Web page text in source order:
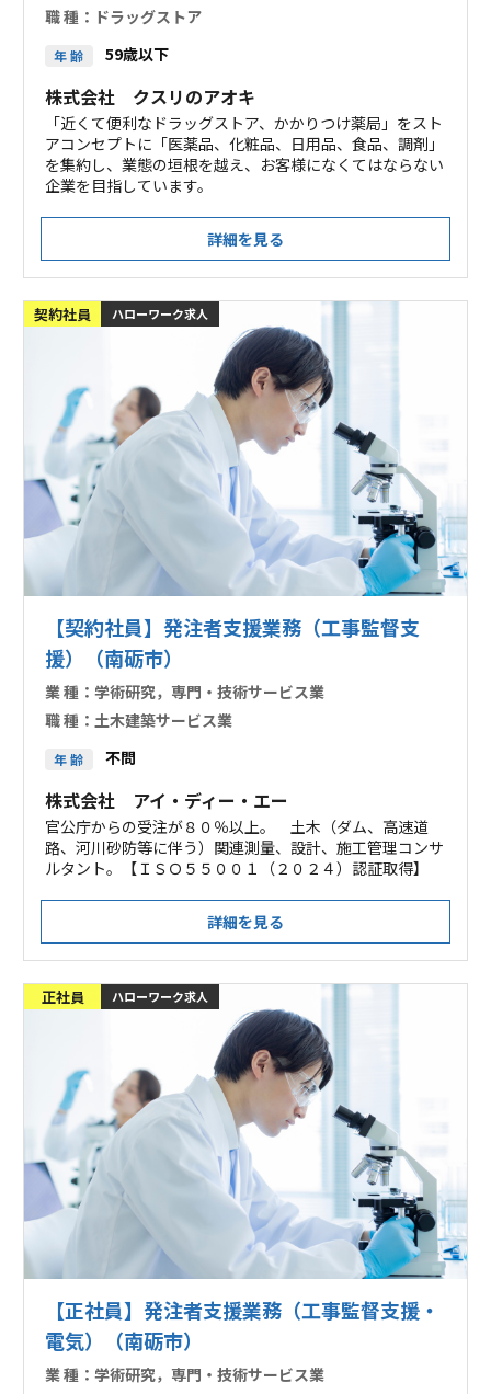
職 種： ドラッグストア
年 齢 59歳以下
株式会社 クスリのアオキ
「近くて便利なドラッグストア、かかりつけ薬局」をスト
アコンセプトに「医薬品、化粧品、日用品、食品、調剤」
を集約し、業態の垣根を越え、お客様になくてはならない
企業を目指しています。
詳細を見る
契約社員 ハローワーク求人
【契約社員】発注者支援業務（工事監督支
援）（南砺市）
業 種： 学術研究，専門・技術サービス業
職 種： 土木建築サービス業
年 齢 不問
株式会社 アイ・ディー・エー
官公庁からの受注が８０％以上。 土木（ダム、高速道
路、河川砂防等に伴う）関連測量、設計、施工管理コンサ
ルタント。【ＩＳＯ５５００１（２０２４）認証取得】
詳細を見る
正社員 ハローワーク求人
【正社員】発注者支援業務（工事監督支援・
電気）（南砺市）
業 種： 学術研究，専門・技術サービス業